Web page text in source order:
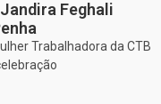
Feghali
Trabalhadora da CTB